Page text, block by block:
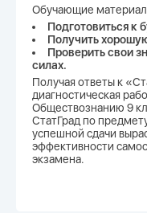
Обучающие
Подготовиться к
Получить
Проверить свои
силах.
Получая ответы к
диагностическая
Обществознанию 9
СтатГрад по
успешной сдачи
эффективности
экзамена.